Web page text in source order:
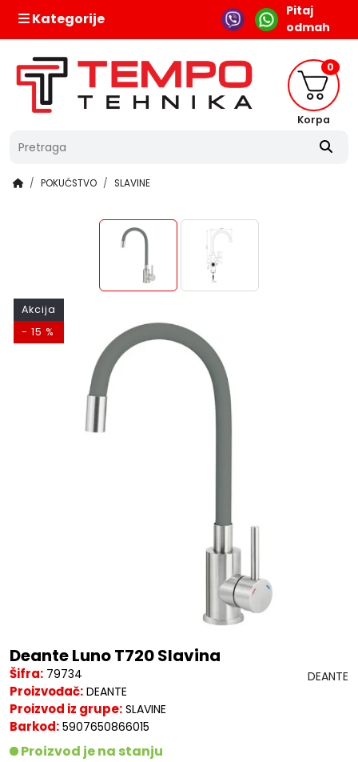
Kategorije
Pitaj
odmah
0
Korpa
POKUĆSTVO SLAVINE
Akcija
- 15 %
Deante Luno T720 Slavina
Šifra: 79734
Proizvođač: DEANTE
Proizvod iz grupe: SLAVINE
Barkod: 5907650866015
DEANTE
Proizvod je na stanju